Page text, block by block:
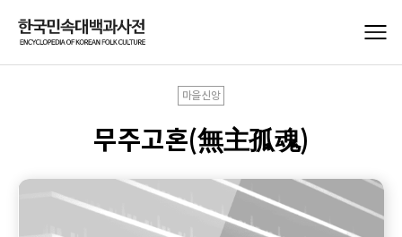
마을신앙
무주고혼(無主孤魂)